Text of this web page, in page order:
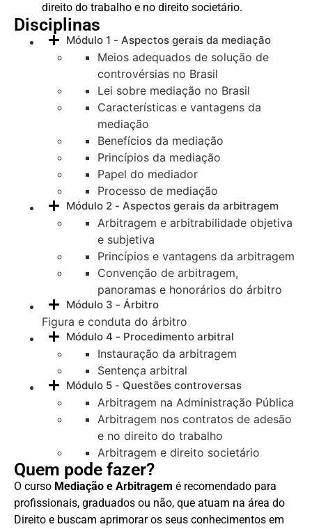
direito do trabalho e no direito societário.
Disciplinas
Módulo 1 - Aspectos gerais da mediação
Meios adequados de solução de
controvérsias no Brasil
Lei sobre mediação no Brasil
Características e vantagens da
mediação
Benefícios da mediação
Princípios da mediação
Papel do mediador
Processo de mediação
Módulo 2 - Aspectos gerais da arbitragem
Arbitragem e arbitrabilidade objetiva
e subjetiva
Princípios e vantagens da arbitragem
Convenção de arbitragem,
panoramas e honorários do árbitro
Módulo 3 - Árbitro
Figura e conduta do árbitro
Módulo 4 - Procedimento arbitral
Instauração da arbitragem
Sentença arbitral
Módulo 5 - Questões controversas
Arbitragem na Administração Pública
Arbitragem nos contratos de adesão
e no direito do trabalho
Arbitragem e direito societário
Quem pode fazer?
O curso Mediação e Arbitragem é recomendado para
profissionais, graduados ou não, que atuam na área do
Direito e buscam aprimorar os seus conhecimentos em